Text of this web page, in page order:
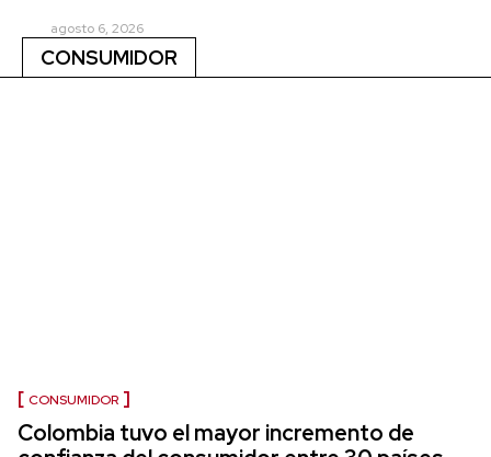
agosto 6, 2026
CONSUMIDOR
CONSUMIDOR
Colombia tuvo el mayor incremento de